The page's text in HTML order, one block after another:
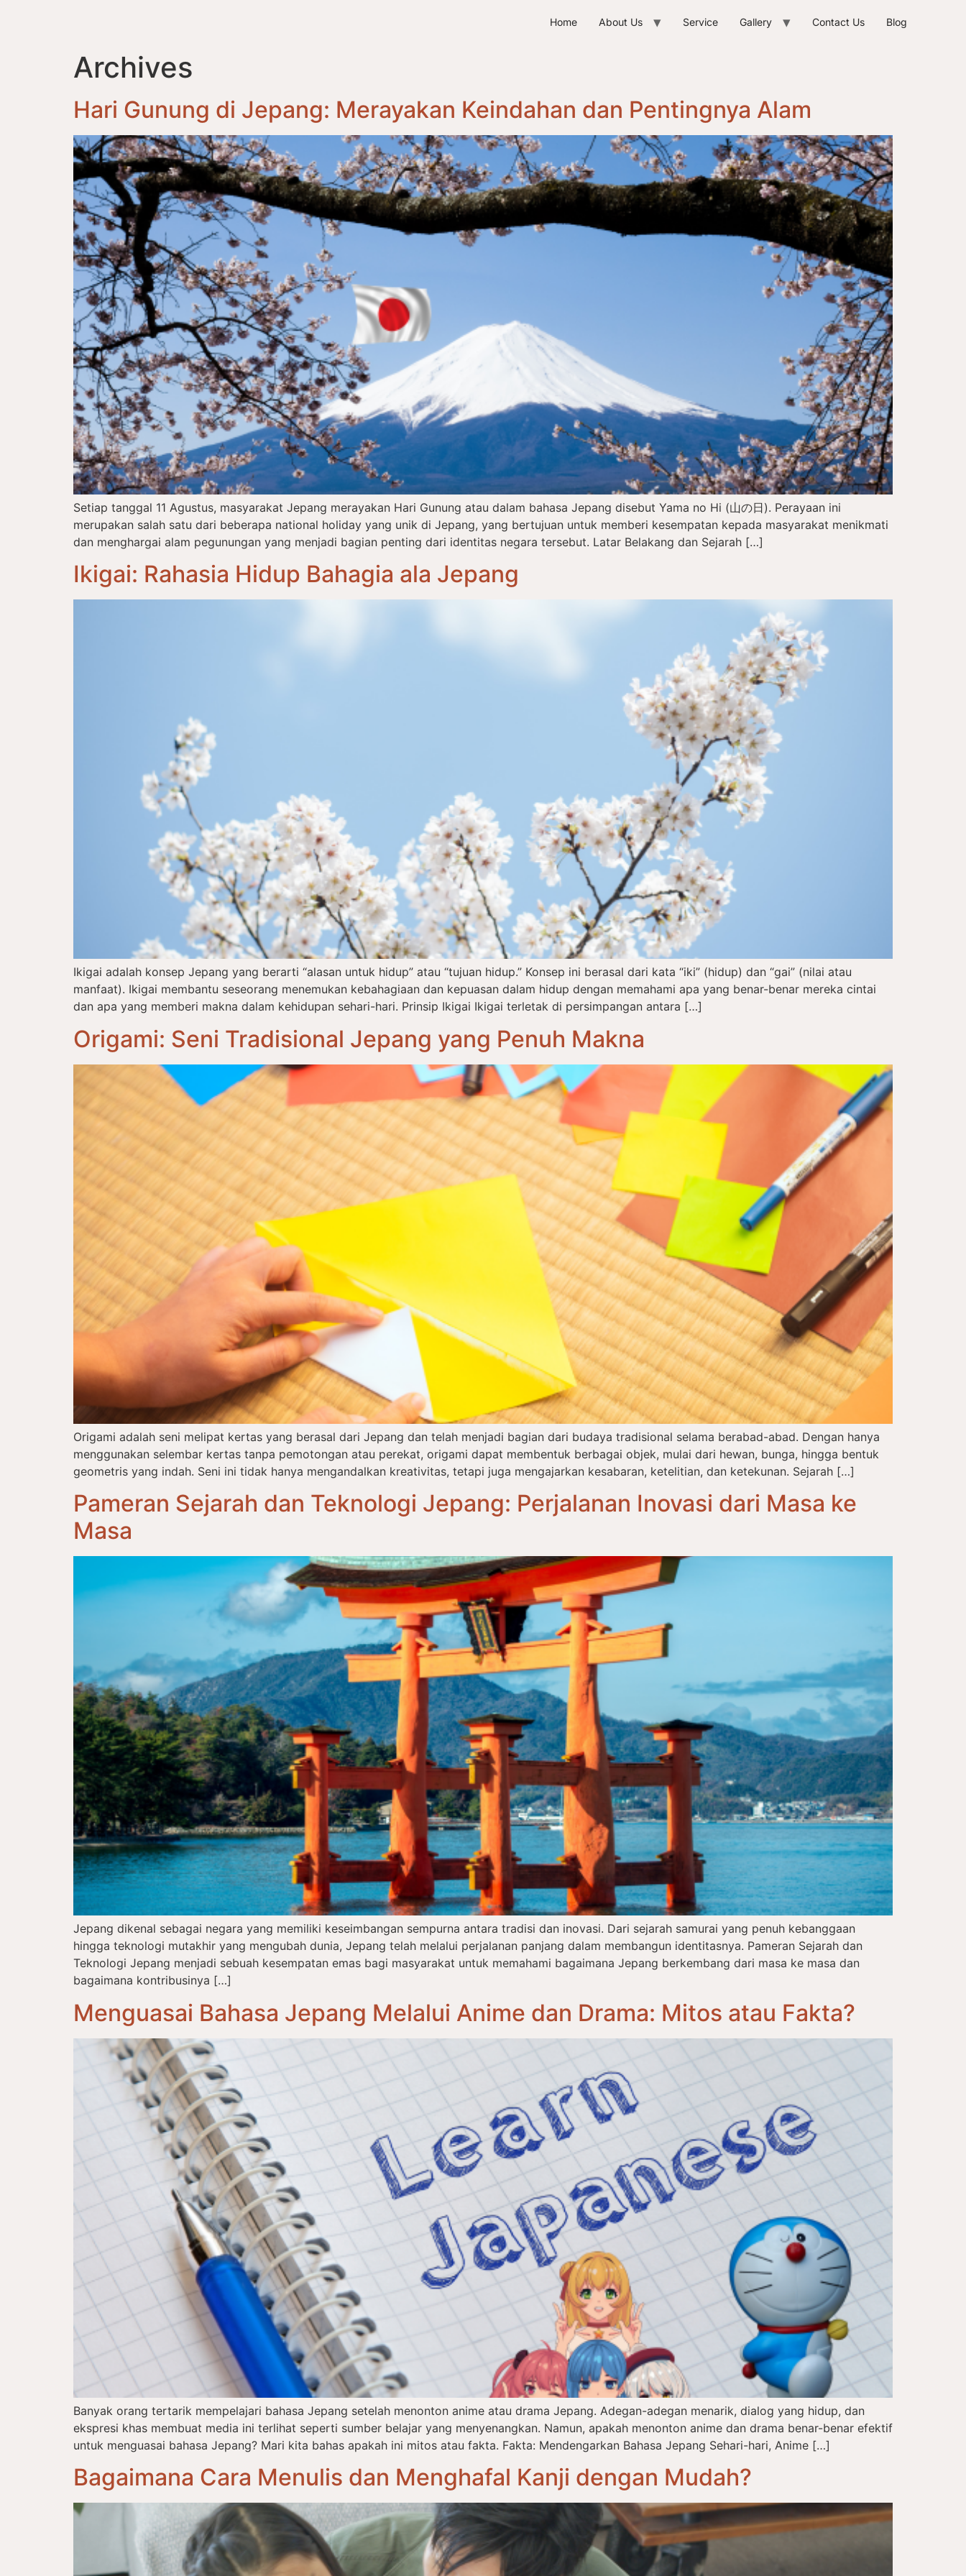
Home About Us Service Gallery Contact Us Blog
Archives
Hari Gunung di Jepang: Merayakan Keindahan dan Pentingnya Alam
Setiap tanggal 11 Agustus, masyarakat Jepang merayakan Hari Gunung atau dalam bahasa Jepang disebut Yama no Hi (山の日). Perayaan ini
merupakan salah satu dari beberapa national holiday yang unik di Jepang, yang bertujuan untuk memberi kesempatan kepada masyarakat menikmati
dan menghargai alam pegunungan yang menjadi bagian penting dari identitas negara tersebut. Latar Belakang dan Sejarah […]
Ikigai: Rahasia Hidup Bahagia ala Jepang
Ikigai adalah konsep Jepang yang berarti “alasan untuk hidup” atau “tujuan hidup.” Konsep ini berasal dari kata “iki” (hidup) dan “gai” (nilai atau
manfaat). Ikigai membantu seseorang menemukan kebahagiaan dan kepuasan dalam hidup dengan memahami apa yang benar-benar mereka cintai
dan apa yang memberi makna dalam kehidupan sehari-hari. Prinsip Ikigai Ikigai terletak di persimpangan antara […]
Origami: Seni Tradisional Jepang yang Penuh Makna
Origami adalah seni melipat kertas yang berasal dari Jepang dan telah menjadi bagian dari budaya tradisional selama berabad-abad. Dengan hanya
menggunakan selembar kertas tanpa pemotongan atau perekat, origami dapat membentuk berbagai objek, mulai dari hewan, bunga, hingga bentuk
geometris yang indah. Seni ini tidak hanya mengandalkan kreativitas, tetapi juga mengajarkan kesabaran, ketelitian, dan ketekunan. Sejarah […]
Pameran Sejarah dan Teknologi Jepang: Perjalanan Inovasi dari Masa ke
Masa
Jepang dikenal sebagai negara yang memiliki keseimbangan sempurna antara tradisi dan inovasi. Dari sejarah samurai yang penuh kebanggaan
hingga teknologi mutakhir yang mengubah dunia, Jepang telah melalui perjalanan panjang dalam membangun identitasnya. Pameran Sejarah dan
Teknologi Jepang menjadi sebuah kesempatan emas bagi masyarakat untuk memahami bagaimana Jepang berkembang dari masa ke masa dan
bagaimana kontribusinya […]
Menguasai Bahasa Jepang Melalui Anime dan Drama: Mitos atau Fakta?
Banyak orang tertarik mempelajari bahasa Jepang setelah menonton anime atau drama Jepang. Adegan-adegan menarik, dialog yang hidup, dan
ekspresi khas membuat media ini terlihat seperti sumber belajar yang menyenangkan. Namun, apakah menonton anime dan drama benar-benar efektif
untuk menguasai bahasa Jepang? Mari kita bahas apakah ini mitos atau fakta. Fakta: Mendengarkan Bahasa Jepang Sehari-hari, Anime […]
Bagaimana Cara Menulis dan Menghafal Kanji dengan Mudah?